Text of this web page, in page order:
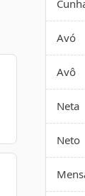
Avó
Avô
Neta
Neto